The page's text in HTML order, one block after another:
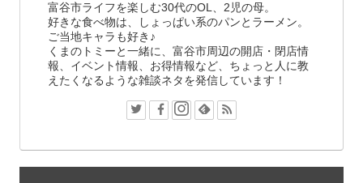
富谷市ライフを楽しむ30代のOL、2児の母。
好きな食べ物は、しょっぱい系のパンとラーメン。
ご当地キャラも好き♪
くまのトミーと一緒に、富谷市周辺の開店・閉店情
報、イベント情報、お得情報など、ちょっと人に教
えたくなるような雑談ネタを発信しています！